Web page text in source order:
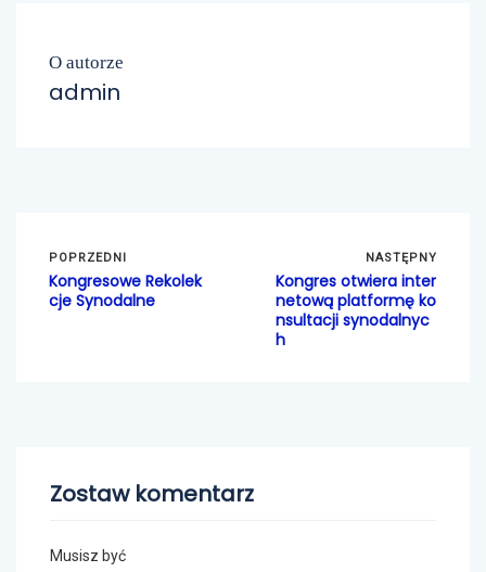
O autorze
admin
POPRZEDNI
Kongresowe Rekolek
cje Synodalne
NASTĘPNY
Kongres otwiera inter
netową platformę ko
nsultacji synodalnyc
h
Zostaw komentarz
Musisz być